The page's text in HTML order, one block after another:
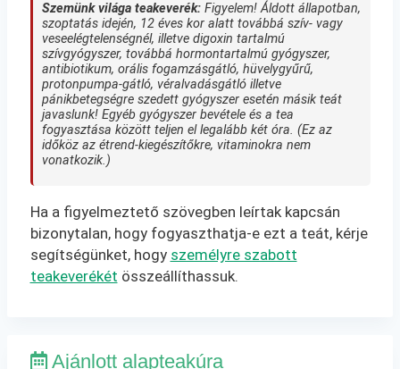
Szemünk világa teakeverék:Figyelem! Áldott állapotban,
szoptatás idején, 12 éves kor alatt továbbá szív- vagy
veseelégtelenségnél, illetve digoxin tartalmú
szívgyógyszer, továbbá hormontartalmú gyógyszer,
antibiotikum, orális fogamzásgátló, hüvelygyűrű,
protonpumpa-gátló, véralvadásgátló illetve
pánikbetegségre szedett gyógyszer esetén másik teát
javaslunk! Egyéb gyógyszer bevétele és a tea
fogyasztása között teljen el legalább két óra. (Ez az
időköz az étrend-kiegészítőkre, vitaminokra nem
vonatkozik.)
Ha a figyelmeztető szövegben leírtak kapcsán
bizonytalan, hogy fogyaszthatja-e ezt a teát, kérje
segítségünket, hogy személyre szabott
teakeverékét összeállíthassuk.
Ajánlott alapteakúra